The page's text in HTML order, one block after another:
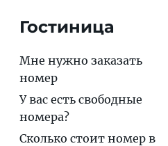
Гостиница
Мне нужно заказать
номер
У вас есть свободные
номера?
Сколько стоит номер в